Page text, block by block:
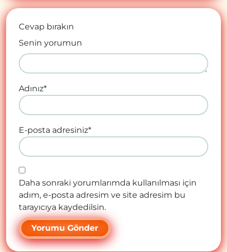
Cevap bırakın
Senin yorumun
Adınız*
E-posta adresiniz*
Daha sonraki yorumlarımda kullanılması için
adım, e-posta adresim ve site adresim bu
tarayıcıya kaydedilsin.